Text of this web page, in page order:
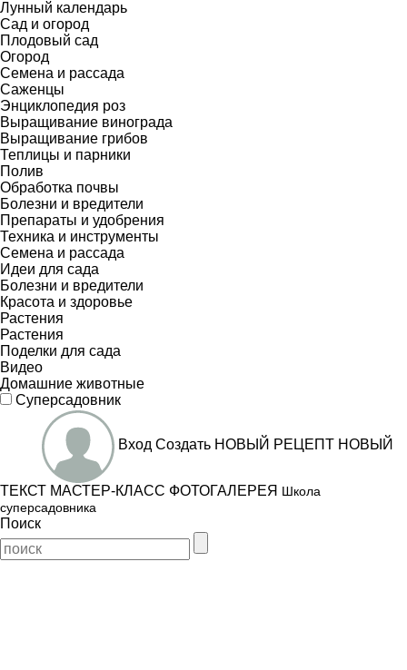
Лунный календарь
Сад и огород
Плодовый сад
Огород
Семена и рассада
Саженцы
Энциклопедия роз
Выращивание винограда
Выращивание грибов
Теплицы и парники
Полив
Обработка почвы
Болезни и вредители
Препараты и удобрения
Техника и инструменты
Семена и рассада
Идеи для сада
Болезни и вредители
Красота и здоровье
Растения
Растения
Поделки для сада
Видео
Домашние животные
Суперсадовник
Вход Создать НОВЫЙ РЕЦЕПТ НОВЫЙ
ТЕКСТ МАСТЕР-КЛАСС ФОТОГАЛЕРЕЯ Школа
суперсадовника
Поиск